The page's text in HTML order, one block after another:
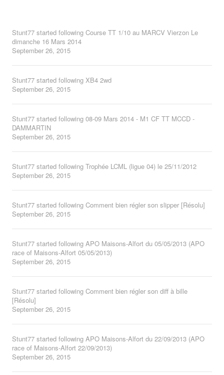
Stunt77 started following Course TT 1/10 au MARCV Vierzon Le
dimanche 16 Mars 2014
September 26, 2015
Stunt77 started following XB4 2wd
September 26, 2015
Stunt77 started following 08-09 Mars 2014 - M1 CF TT MCCD -
DAMMARTIN
September 26, 2015
Stunt77 started following Trophée LCML (ligue 04) le 25/11/2012
September 26, 2015
Stunt77 started following Comment bien régler son slipper [Résolu]
September 26, 2015
Stunt77 started following APO Maisons-Alfort du 05/05/2013 (APO
race of Maisons-Alfort 05/05/2013)
September 26, 2015
Stunt77 started following Comment bien régler son diff à bille
[Résolu]
September 26, 2015
Stunt77 started following APO Maisons-Alfort du 22/09/2013 (APO
race of Maisons-Alfort 22/09/2013)
September 26, 2015